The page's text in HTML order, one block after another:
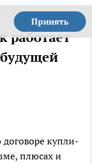
Принять
работает
договоре купли-
плюсах и